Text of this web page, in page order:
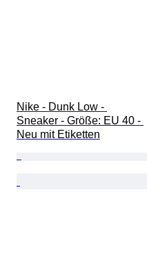
Nike - Dunk Low -
Sneaker - Größe: EU 40 -
Neu mit Etiketten